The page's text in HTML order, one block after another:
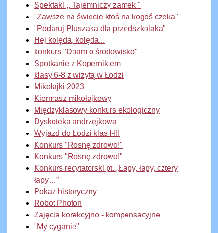
Spektakl ,, Tajemniczy zamek "
"Zawsze na świecie ktoś na kogoś czeka"
"Podaruj Pluszaka dla przedszkolaka"
Hej kolęda, kolęda...
konkurs "Dbam o środowisko"
Spotkanie z Kopernikiem
klasy 6-8 z wizytą w Łodzi
Mikołajki 2023
Kiermasz mikołajkowy
Międzyklasowy konkurs ekologiczny
Dyskoteka andrzejkowa
Wyjazd do Łodzi klas I-III
Konkurs "Rosnę zdrowo!"
Konkurs "Rosnę zdrowo!"
Konkurs recytatorski pt. „Łapy, łapy, cztery
łapy…”
Pokaz historyczny
Robot Photon
Zajęcia korekcyjno - kompensacyjne
"My cyganie"